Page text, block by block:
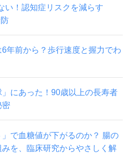
い！認知症リスクを減らす
年前から？歩行速度と握力でわ
にあった！90歳以上の長寿者
密
で血糖値が下がるのか？ 腸の
を、臨床研究からやさしく解